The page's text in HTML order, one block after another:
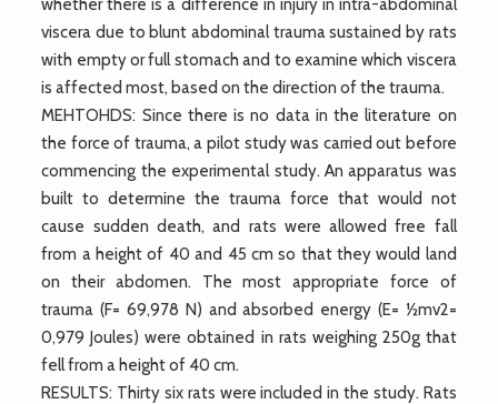
viscera due to blunt abdominal trauma sustained by rats
with empty or full stomach and to examine which viscera
is affected most, based on the direction of the trauma.
MEHTOHDS: Since there is no data in the literature on
the force of trauma, a pilot study was carried out before
commencing the experimental study. An apparatus was
built to determine the trauma force that would not
cause sudden death, and rats were allowed free fall
from a height of 40 and 45 cm so that they would land
on their abdomen. The most appropriate force of
trauma (F= 69,978 N) and absorbed energy (E= ½mv2=
0,979 Joules) were obtained in rats weighing 250g that
fell from a height of 40 cm.
RESULTS: Thirty six rats were included in the study. Rats